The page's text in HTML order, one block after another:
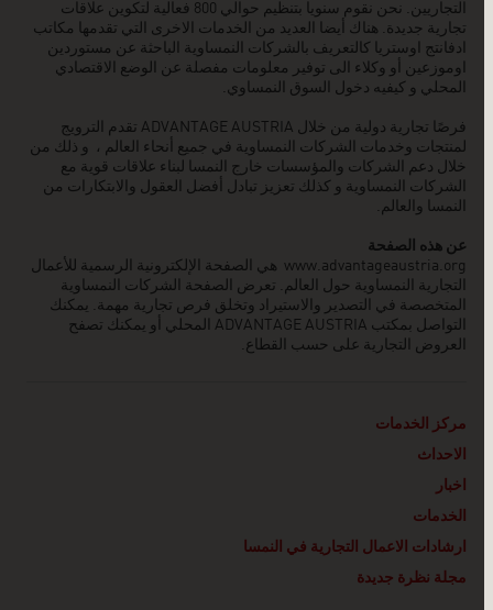
التجاريين. نحن نقوم سنويا بتنظيم حوالي 800 فعالية لتكوين علاقات
تجارية جديدة. هناك أيضا العديد من الخدمات الاخرى التي تقدمها مكاتب
ادفانتج اوستريا كالتعريف بالشركات النمساوية الباحثة عن مستوردين
اوموزعين أو وكلاء الى توفير معلومات مفصلة عن الوضع الاقتصادي
المحلي و كيفيه دخول السوق النمساوي.
فرصًا تجارية دولية من خلال ADVANTAGE AUSTRIA تقدم الترويج
لمنتجات وخدمات الشركات النمساوية في جميع أنحاء العالم ، و ذلك من
خلال دعم الشركات والمؤسسات خارج النمسا لبناء علاقات قوية مع
الشركات النمساوية و كذلك تعزيز تبادل أفضل العقول والابتكارات من
النمسا والعالم.
عن هذه الصفحة
www.advantageaustria.orgهي الصفحة الإلكترونية الرسمية للأعمال
التجارية النمساوية حول العالم. تعرض الصفحة الشركات النمساوية
المتخصصة في التصدير والاستيراد وتخلق فرص تجارية مهمة. يمكنك
التواصل بمكتب ADVANTAGE AUSTRIA
المحلي أو يمكنك تصفح
العروض التجارية على حسب القطاع.
مركز الخدمات
الاحداث
اخبار
الخدمات
ارشادات الاعمال التجارية في النمسا
مجلة نظرة جديدة